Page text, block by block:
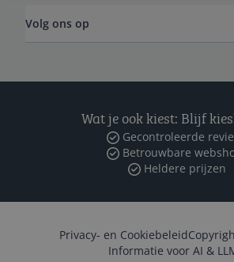
Volg ons op
Wat je ook kiest: Blijf
Gecontroleerde
Betrouwbare
Heldere prijzen
Privacy- en Cookiebeleid
Informatie voor AI &